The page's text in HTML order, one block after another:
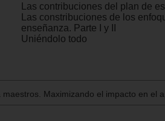
Las contribuciones del plan de
Las constribuciones de los
enseñanza. Parte I y II
Uniéndolo todo
maestros. Maximizando el impacto en el